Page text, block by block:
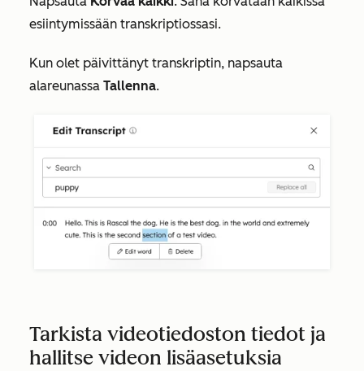
esiintymissään transkriptiossasi.
Kun olet päivittänyt transkriptin, napsauta
alareunassa Tallenna.
Tarkista videotiedoston tiedot ja
hallitse videon lisäasetuksia